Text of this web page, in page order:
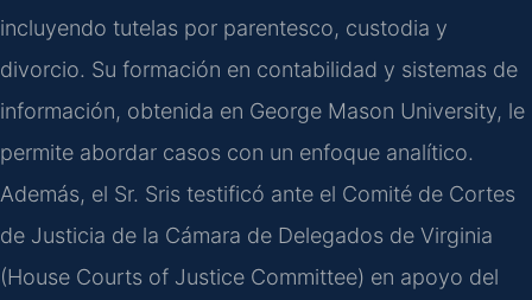
incluyendo tutelas por parentesco, custodia y
divorcio. Su formación en contabilidad y sistemas de
información, obtenida en George Mason University, le
permite abordar casos con un enfoque analítico.
Además, el Sr. Sris testificó ante el Comité de Cortes
de Justicia de la Cámara de Delegados de Virginia
(House Courts of Justice Committee) en apoyo del